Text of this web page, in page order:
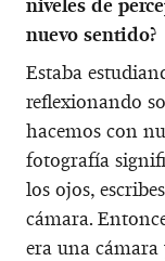
nuevo sentido?
Estaba
reflexionando
hacemos con
fotografía
los ojos,
cámara.
era una